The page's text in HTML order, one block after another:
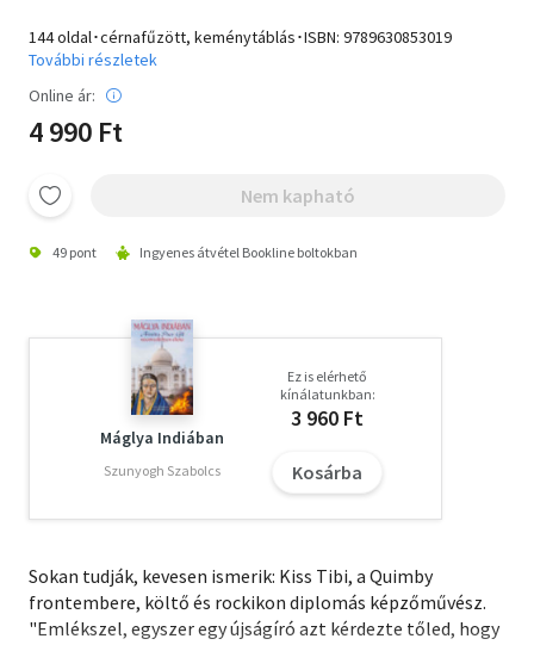
144 oldal･cérnafűzött, keménytáblás･ISBN: 9789630853019
További részletek
Online ár:
4 990 Ft
Nem kapható
49 pont Ingyenes átvétel Bookline boltokban
Máglya Indiában
Szunyogh Szabolcs
Ez is elérhető
kínálatunkban:
3 960 Ft
Kosárba
Sokan tudják, kevesen ismerik: Kiss Tibi, a Quimby
frontembere, költő és rockikon diplomás képzőművész.
"Emlékszel, egyszer egy újságíró azt kérdezte tőled, hogy